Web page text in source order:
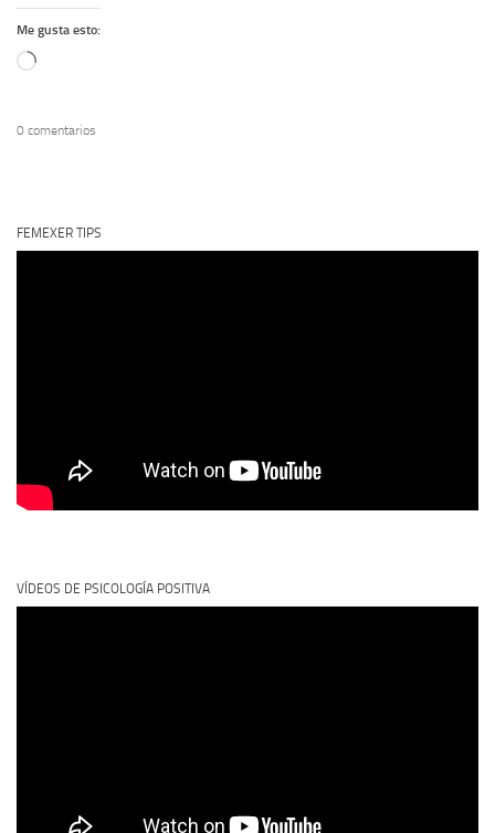
Me gusta esto:
Cargando...
0 comentarios
FEMEXER TIPS
VÍDEOS DE PSICOLOGÍA POSITIVA